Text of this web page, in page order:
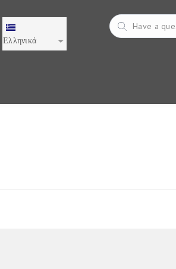
Ελληνικά